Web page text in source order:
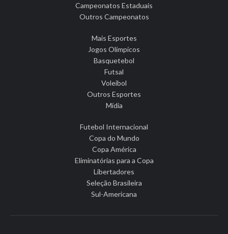
Campeonatos Estaduais
Outros Campeonatos
Mais Esportes
Jogos Olímpicos
Basquetebol
Futsal
Voleibol
Outros Esportes
Mídia
Futebol Internacional
Copa do Mundo
Copa América
Eliminatórias para a Copa
Libertadores
Seleção Brasileira
Sul-Americana